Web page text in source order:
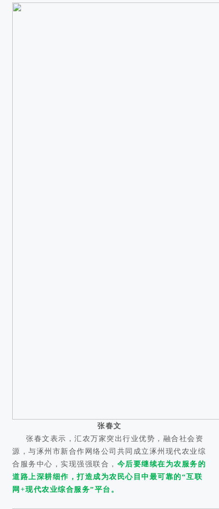
张春文
张春文表示，汇农万家突出行业优势，融合社会资
源，与涿州市新合作网络公司共同成立涿州现代农业综
合服务中心，实现强强联合， 今后要继续在为农服务的
道路上深耕细作，打造成为农民心目中最可靠的“互联
网+现代农业综合服务”平台。